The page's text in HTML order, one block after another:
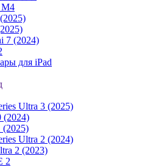
M4
7 (2024)
для iPad
Ultra 3 (2025)
(2024)
(2025)
Ultra 2 (2024)
2 (2023)
2